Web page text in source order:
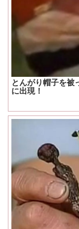
とんがり帽子を被
に出現！